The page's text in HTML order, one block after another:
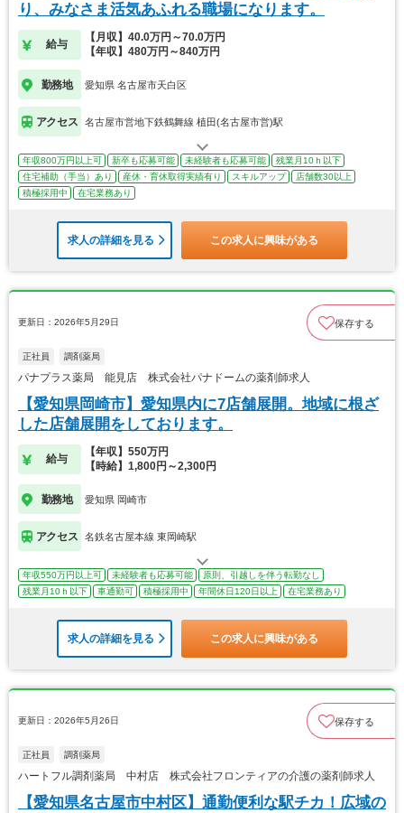
り、みなさま活気あふれる職場になります。
給与
【月収】40.0万円～70.0万円
【年収】480万円～840万円
勤務地 愛知県 名古屋市天白区
アクセス 名古屋市営地下鉄鶴舞線 植田(名古屋市営)駅
年収800万円以上可 新卒も応募可能 未経験者も応募可能
残業月10ｈ以下
住宅補助（手当）あり
産休・育休取得実績有り スキルアップ
店舗数30以上
積極採用中
在宅業務あり
求人の詳細を見る この求人に興味がある
更新日：2026年5月29日 保存する
正社員 調剤薬局
パナプラス薬局 能見店 株式会社パナドームの薬剤師求人
【愛知県岡崎市】愛知県内に7店舗展開。地域に根ざ
した店舗展開をしております。
給与
【年収】550万円
【時給】1,800円～2,300円
勤務地 愛知県 岡崎市
アクセス 名鉄名古屋本線 東岡崎駅
年収550万円以上可 未経験者も応募可能
原則、引越しを伴う転勤なし
残業月10ｈ以下
車通勤可 積極採用中 年間休日120日以上 在宅業務あり
求人の詳細を見る この求人に興味がある
更新日：2026年5月26日 保存する
正社員 調剤薬局
ハートフル調剤薬局 中村店 株式会社フロンティアの介護の薬剤師求人
【愛知県名古屋市中村区】通勤便利な駅チカ！広域の